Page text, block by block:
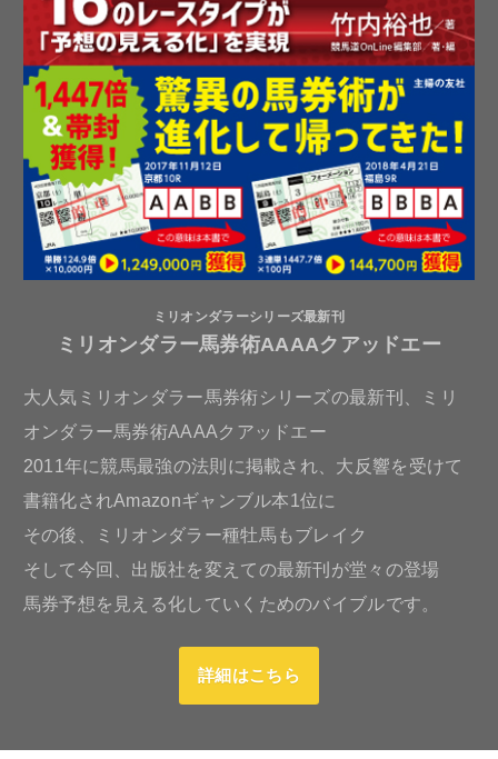
ミリオンダラーシリーズ最新刊
ミリオンダラー馬券術AAAAクアッドエー
大人気ミリオンダラー馬券術シリーズの最新刊、ミリ
オンダラー馬券術AAAAクアッドエー
2011年に競馬最強の法則に掲載され、大反響を受けて
書籍化されAmazonギャンブル本1位に
その後、ミリオンダラー種牡馬もブレイク
そして今回、出版社を変えての最新刊が堂々の登場
馬券予想を見える化していくためのバイブルです。
詳細はこちら